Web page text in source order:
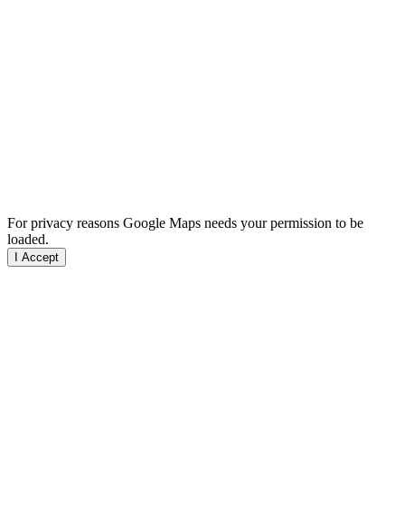
For privacy reasons Google Maps needs your permission to be
loaded.
I Accept